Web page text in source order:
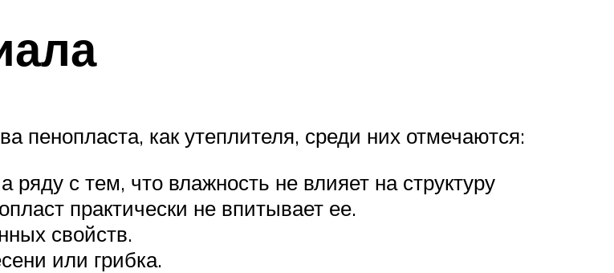
пенопласта, как утеплителя, среди них отмечаются:
с тем, что влажность не влияет на структуру
практически не впитывает ее.
свойств.
или грибка.